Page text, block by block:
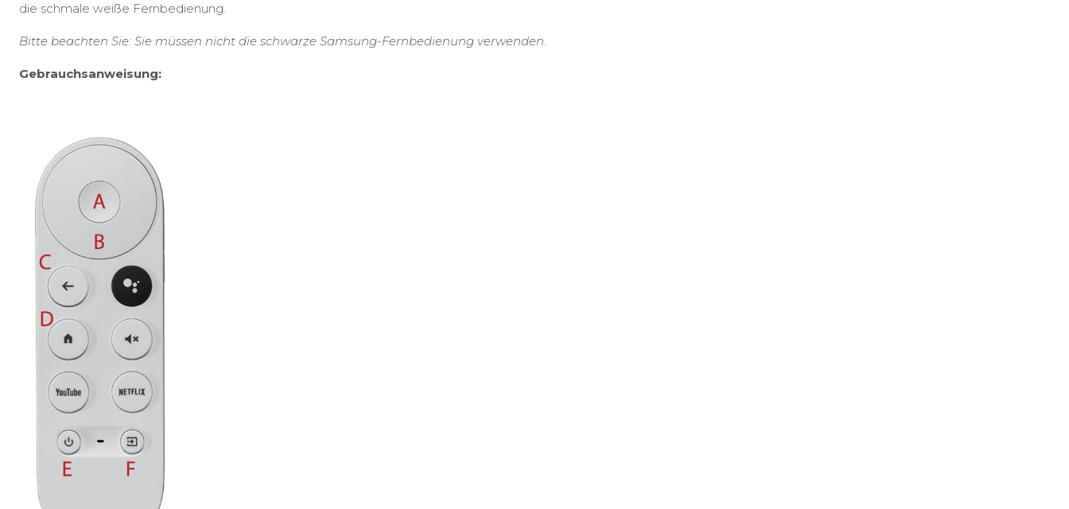
die schmale weiße Fernbedienung.
Bitte beachten Sie: Sie müssen nicht die schwarze Samsung-Fernbedienung verwenden.
Gebrauchsanweisung: